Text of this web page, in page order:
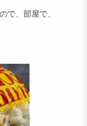
で、部屋で、